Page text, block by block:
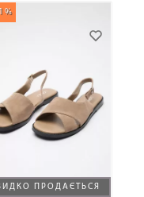
ПРОДАЄТЬСЯ